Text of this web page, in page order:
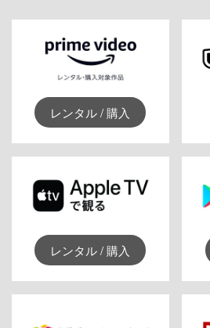
レンタル / 購入
レンタル / 購入